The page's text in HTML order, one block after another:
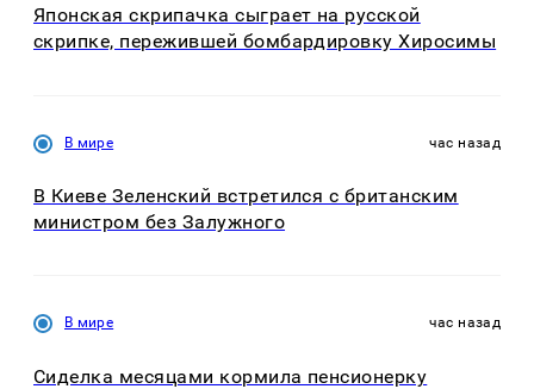
Японская скрипачка сыграет на русской
скрипке, пережившей бомбардировку Хиросимы
В мире час назад
В Киеве Зеленский встретился с британским
министром без Залужного
В мире час назад
Сиделка месяцами кормила пенсионерку